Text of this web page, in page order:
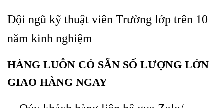
Đội ngũ kỹ thuật viên Trường lớp trên 10
năm kinh nghiệm
HÀNG LUÔN CÓ SẴN SỐ LƯỢNG LỚN
GIAO HÀNG NGAY